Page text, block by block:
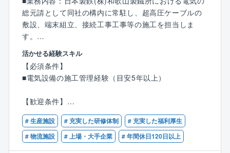
総元請として同社の構内に常駐し、超高圧ケーブルの
敷設、端末組立、接続工事工事等の施工を担当しま
す。
■キャリアパス：入社後は5～6年程度を目安にローテー
ションで部内の機械、電力、土木、通信など、複合的
な技術を身につけ、スキルアップしていくことを期待
■配属先の組織について：和歌山製鉄所の工事件数は約
1000件／年で、電力事業部全体の約半分を占めている
重要案件です。
活かせる経験スキル
【必須条件】
■電気設備の施工管理経験（目安5年以上）
【歓迎条件】
■1級電気工事施工管理技士の有資格者
# 生産施設 # 充実した研修体制
# 充実した福利厚生
# 物流施設
# 上場・大手企業 # 年間休日120日以上